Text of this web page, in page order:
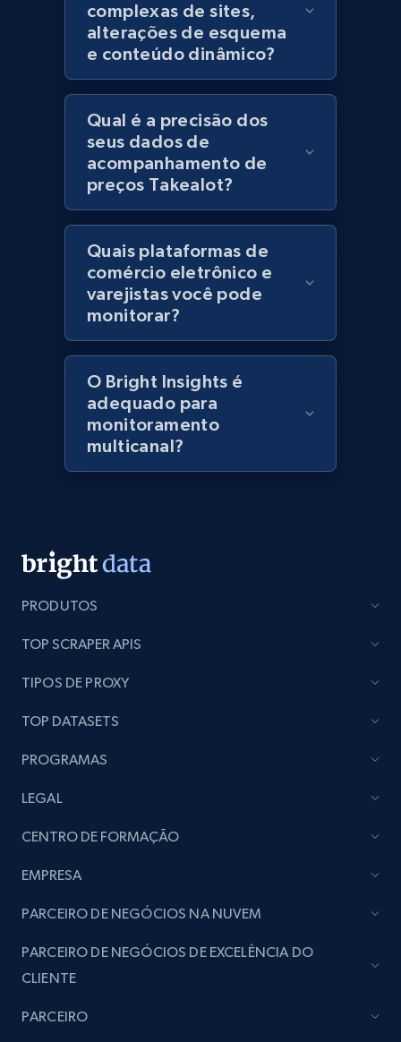
Lowes.com
URL, Domain, Marketplace pn, Sku, Other pn,
Model number, Gtin ean pn, Product name, and
more.
991+ 162+
Lowes.com - Gather data on products using
specified keywords
URL, Domain, Marketplace pn, Sku, Other pn,
Model number, Gtin ean pn, Product name, and
991+ 162+
URL, Title, Rating, Reviews, Initial price, Final
988+
Lazada - Products - Discover products by
keyword
price, Currency, Stock, and more.
complexas de sites,
alterações de esquema
e conteúdo dinâmico?
Qual é a precisão dos
seus dados de
acompanhamento de
preços Takealot?
Quais plataformas de
comércio eletrônico e
varejistas você pode
monitorar?
O Bright Insights é
adequado para
monitoramento
multicanal?
PRODUTOS
TOP SCRAPER APIS
TIPOS DE PROXY
TOP DATASETS
PROGRAMAS
LEGAL
CENTRO DE FORMAÇÃO
EMPRESA
PARCEIRO DE NEGÓCIOS NA NUVEM
PARCEIRO DE NEGÓCIOS DE EXCELÊNCIA DO
CLIENTE
PARCEIRO